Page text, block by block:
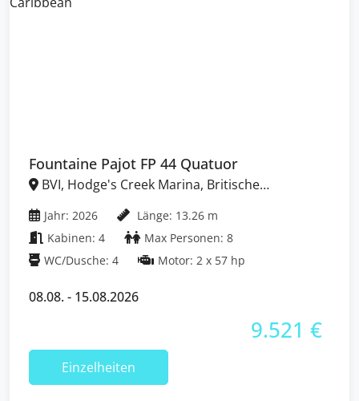
Fountaine Pajot FP 44 Quatuor
Jahr: 2026
Länge: 13.26 m
Kabinen: 4
Max Personen: 8
WC/Dusche: 4
Motor: 2 x 57 hp
08.08. - 15.08.2026
9.521 €
Einzelheiten